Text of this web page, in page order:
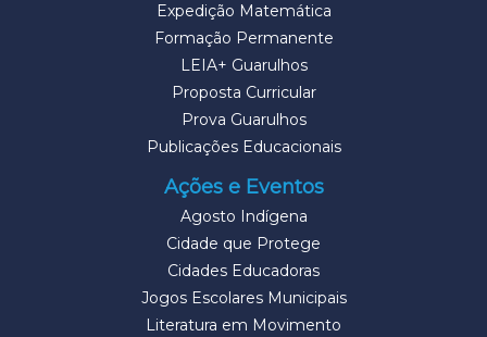
Expedição Matemática
Formação Permanente
LEIA+ Guarulhos
Proposta Curricular
Prova Guarulhos
Publicações Educacionais
Ações e Eventos
Agosto Indígena
Cidade que Protege
Cidades Educadoras
Jogos Escolares Municipais
Literatura em Movimento